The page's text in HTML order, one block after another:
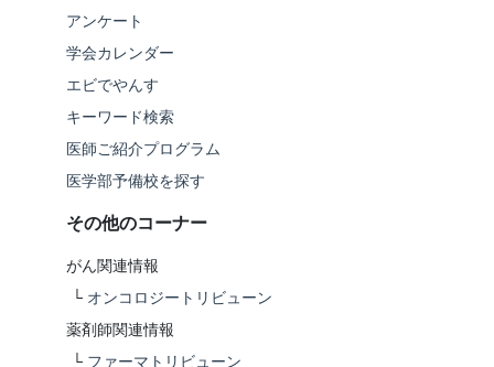
アンケート
学会カレンダー
エビでやんす
キーワード検索
医師ご紹介プログラム
医学部予備校を探す
その他のコーナー
がん関連情報
└ オンコロジートリビューン
薬剤師関連情報
└ ファーマトリビューン